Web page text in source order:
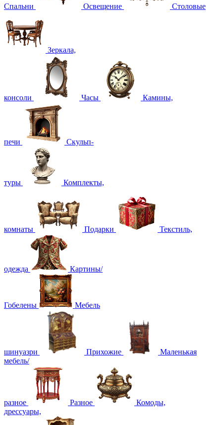
Спальни Освещение Столовые
Зеркала,
консоли Часы Камины,
печи Скульп-
туры Комплекты,
комнаты Подарки Текстиль,
одежда Картины/
Гобелены Мебель
шинуазри Прихожие
Маленькая
мебель/
разное Разное
Комоды,
дрессуары,